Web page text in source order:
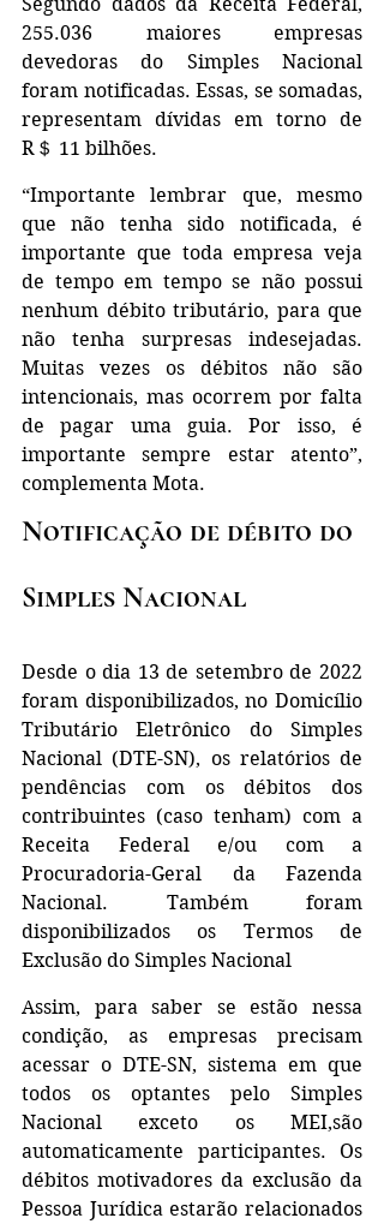
255.036 maiores empresas
devedoras do Simples Nacional
foram notificadas. Essas, se somadas,
representam dívidas em torno de
R＄ 11 bilhões.
“Importante lembrar que, mesmo
que não tenha sido notificada, é
importante que toda empresa veja
de tempo em tempo se não possui
nenhum débito tributário, para que
não tenha surpresas indesejadas.
Muitas vezes os débitos não são
intencionais, mas ocorrem por falta
de pagar uma guia. Por isso, é
importante sempre estar atento”,
complementa Mota.
Notificação de débito do
Simples Nacional
Desde o dia 13 de setembro de 2022
foram disponibilizados, no Domicílio
Tributário Eletrônico do Simples
Nacional (DTE-SN), os relatórios de
pendências com os débitos dos
contribuintes (caso tenham) com a
Receita Federal e/ou com a
Procuradoria-Geral da Fazenda
Nacional. Também foram
disponibilizados os Termos de
Exclusão do Simples Nacional
Assim, para saber se estão nessa
condição, as empresas precisam
acessar o DTE-SN, sistema em que
todos os optantes pelo Simples
Nacional exceto os MEI,são
automaticamente participantes. Os
débitos motivadores da exclusão da
Pessoa Jurídica estarão relacionados